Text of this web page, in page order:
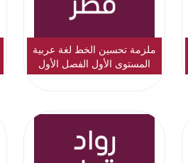
ملزمة تحسين الخط لغة عربية
المستوى الأول الفصل الأول